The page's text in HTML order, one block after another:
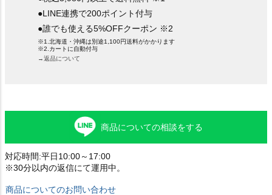
●LINE連携で200ポイント付与
●誰でも使える5%OFFクーポン ※2
※1.北海道・沖縄は別途1,100円送料がかかります
※2.カートに自動付与
→返品について
商品についての相談をする
対応時間:平日10:00～17:00
※30分以内の返信にて運用中。
商品についてのお問い合わせ